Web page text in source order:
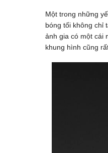
Một trong những
bóng tối không chỉ
ảnh gia có một cái
khung hình cũng